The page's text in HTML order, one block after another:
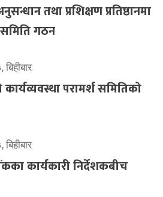
तथा प्रशिक्षण प्रतिष्ठानमा
गठन
कार्यव्यवस्था परामर्श समितिको
बैंकका कार्यकारी निर्देशकबीच